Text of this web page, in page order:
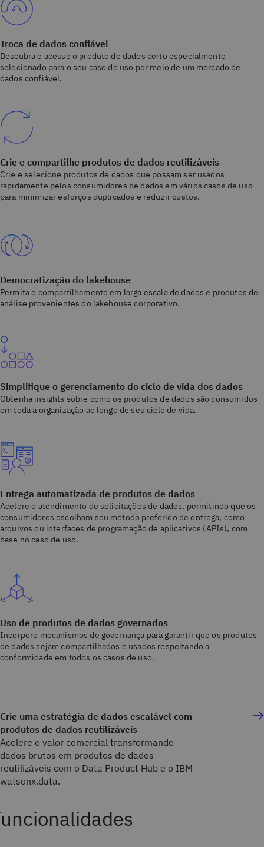
Troca de dados confiável
Descubra e acesse o produto de dados certo especialmente
selecionado para o seu caso de uso por meio de um mercado de
dados confiável.
Crie e compartilhe produtos de dados reutilizáveis
Crie e selecione produtos de dados que possam ser usados
rapidamente pelos consumidores de dados em vários casos de uso
para minimizar esforços duplicados e reduzir custos.
Democratização do lakehouse
Permita o compartilhamento em larga escala de dados e produtos de
análise provenientes do lakehouse corporativo.
Simplifique o gerenciamento do ciclo de vida dos dados
Obtenha insights sobre como os produtos de dados são consumidos
em toda a organização ao longo de seu ciclo de vida.
Entrega automatizada de produtos de dados
Acelere o atendimento de solicitações de dados, permitindo que os
consumidores escolham seu método preferido de entrega, como
arquivos ou interfaces de programação de aplicativos (APIs), com
base no caso de uso.
Uso de produtos de dados governados
Incorpore mecanismos de governança para garantir que os produtos
de dados sejam compartilhados e usados respeitando a
conformidade em todos os casos de uso.
Crie uma estratégia de dados escalável com
produtos de dados reutilizáveis
Acelere o valor comercial transformando
dados brutos em produtos de dados
reutilizáveis com o Data Product Hub e o IBM
watsonx.data.